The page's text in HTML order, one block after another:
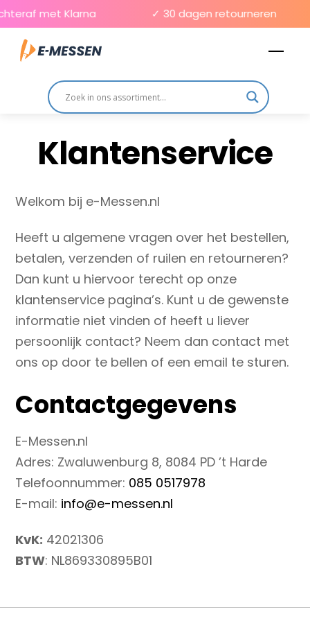
Skip
to
content
met Klarna ✓ 30 dagen retourneren
Klantenservice
Welkom bij e-Messen.nl
Heeft u algemene vragen over het bestellen,
betalen, verzenden of ruilen en retourneren?
Dan kunt u hiervoor terecht op onze
klantenservice pagina’s. Kunt u de gewenste
informatie niet vinden of heeft u liever
persoonlijk contact? Neem dan contact met
ons op door te bellen of een email te sturen.
Contactgegevens
E-Messen.nl
Adres: Zwaluwenburg 8, 8084 PD ’t Harde
Telefoonnummer: 085 0517978
E-mail: info@e-messen.nl
KvK: 42021306
BTW: NL869330895B01